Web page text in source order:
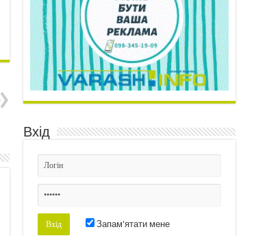
Вхід
Запам'ятати мене